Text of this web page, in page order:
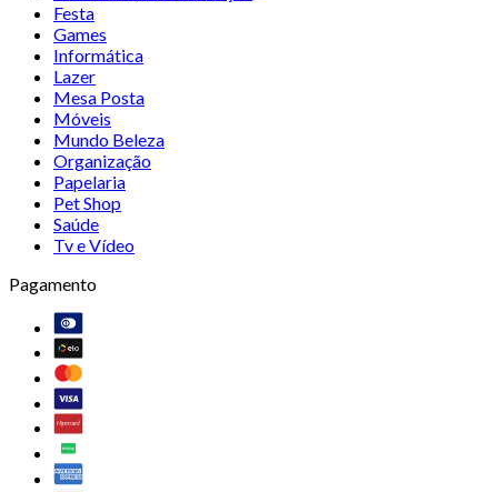
Festa
Games
Informática
Lazer
Mesa Posta
Móveis
Mundo Beleza
Organização
Papelaria
Pet Shop
Saúde
Tv e Vídeo
Pagamento